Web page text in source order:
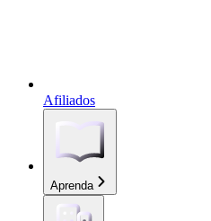
Afiliados
Aprenda